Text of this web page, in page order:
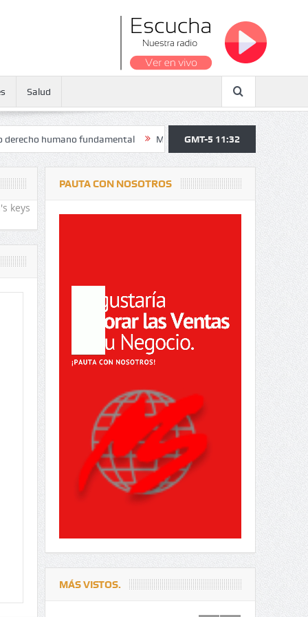
Salud
fundamental Maratón atendió a más de 38.000 jóvenes y
GMT-5 11:32
keys
PAUTA CON NOSOTROS
MÁS VISTOS.